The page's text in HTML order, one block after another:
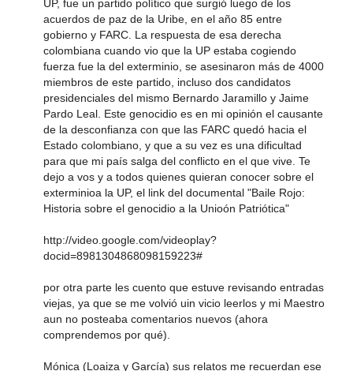
UP, fue un partido político que surgió luego de los
acuerdos de paz de la Uribe, en el año 85 entre
gobierno y FARC. La respuesta de esa derecha
colombiana cuando vio que la UP estaba cogiendo
fuerza fue la del exterminio, se asesinaron más de 4000
miembros de este partido, incluso dos candidatos
presidenciales del mismo Bernardo Jaramillo y Jaime
Pardo Leal. Este genocidio es en mi opinión el causante
de la desconfianza con que las FARC quedó hacia el
Estado colombiano, y que a su vez es una dificultad
para que mi país salga del conflicto en el que vive. Te
dejo a vos y a todos quienes quieran conocer sobre el
exterminioa la UP, el link del documental "Baile Rojo:
Historia sobre el genocidio a la Unioón Patriótica"
http://video.google.com/videoplay?
docid=8981304868098159223#
por otra parte les cuento que estuve revisando entradas
viejas, ya que se me volvió uin vicio leerlos y mi Maestro
aun no posteaba comentarios nuevos (ahora
comprendemos por qué).
Mónica (Loaiza y García) sus relatos me recuerdan ese